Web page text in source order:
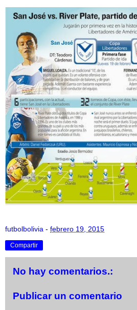
futbolbolivia - febrero 19, 2015
Compartir
No hay comentarios.:
Publicar un comentario